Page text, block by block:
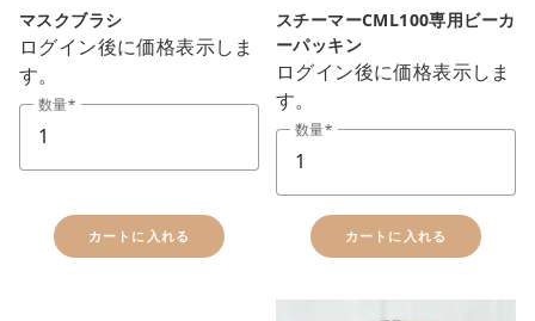
マスクブラシ
ログイン後に価格表示しま
す。
数量
カートに入れる
スチーマーCML100専用ビーカ
ーパッキン
ログイン後に価格表示しま
す。
数量
カートに入れる